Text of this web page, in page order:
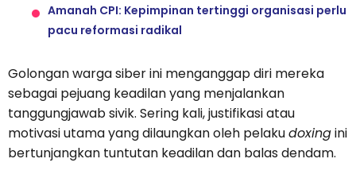
Amanah CPI: Kepimpinan tertinggi organisasi perlu
pacu reformasi radikal
Golongan warga siber ini menganggap diri mereka
sebagai pejuang keadilan yang menjalankan
tanggungjawab sivik. Sering kali, justifikasi atau
motivasi utama yang dilaungkan oleh pelakudoxingini
bertunjangkan tuntutan keadilan dan balas dendam.